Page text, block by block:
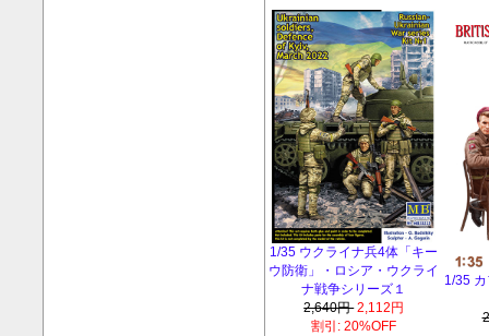
1/35 ウクライナ兵4体「キー
ウ防衛」・ロシア・ウクライ
ナ戦争シリーズ１
2,640円 2,112円
割引: 20%OFF
1/35